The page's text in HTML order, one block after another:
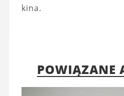
kina.
POWIĄZANE